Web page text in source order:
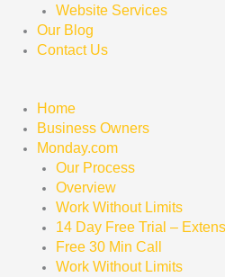
Website Services
Our Blog
Contact Us
Home
Business Owners
Monday.com
Our Process
Overview
Work Without Limits
14 Day Free Trial –
Free 30 Min Call
Work Without Limits